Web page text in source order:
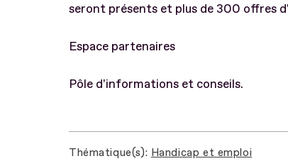
seront présents et plus de 300 offres
Espace partenaires
Pôle d'informations et conseils.
Thématique(s) Handicap et emploi